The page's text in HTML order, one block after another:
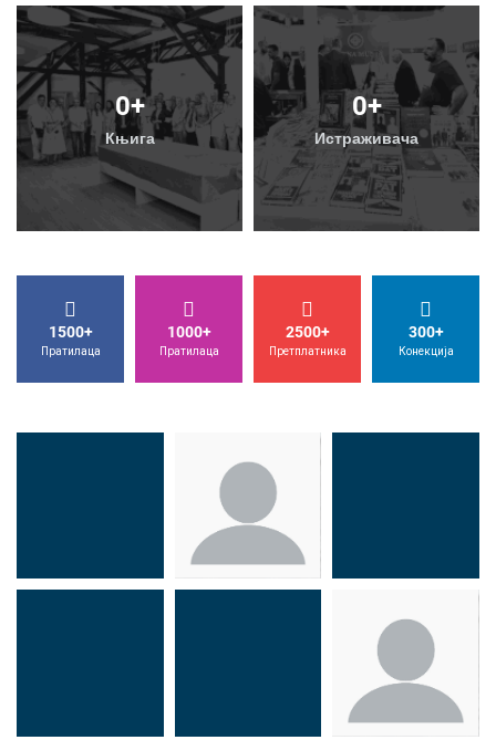
Библиотека Контакт
1500+
Пратилаца
1000+
Пратилаца
2500+
Претплатника
300+
Конекција
Др Марија
Ђорић